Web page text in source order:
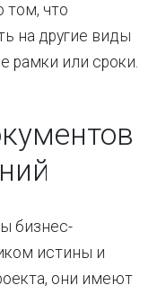
том, что
на другие виды
рамки или сроки.
бизнес-
истины и
они имеют